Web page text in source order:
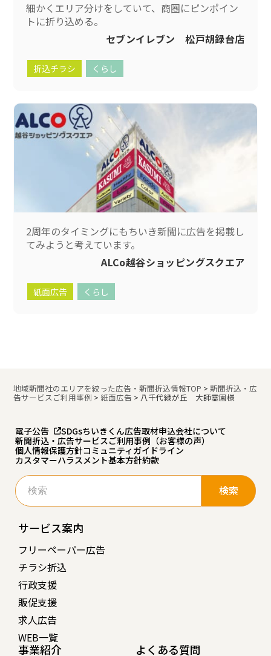
細かくエリア分けをしていて、商圏にピンポイン
トに折り込める。
セブンイレブン 松戸胡録台店
折込チラシ くらし
2周年のタイミングにもちいき新聞に広告を掲載し
てみようと考えています。
ALCo越谷ショッピングスクエア
紙面広告 くらし
地域新聞社のエリアを絞った広告・新聞折込情報TOP >新聞折込・広
告サービスご利用事例 >紙面広告 > 八千代緑が丘 大師霊園様
電子公告 SDGsちいきくん広告取材申込会社について
新聞折込・広告サービスご利用事例（お客様の声）
個人情報保護方針コミュニティガイドライン
カスタマーハラスメント基本方針約款
検
索:
サービス案内
フリーペーパー広告
チラシ折込
行政支援
販促支援
求人広告
WEB一覧
事業紹介 よくある質問